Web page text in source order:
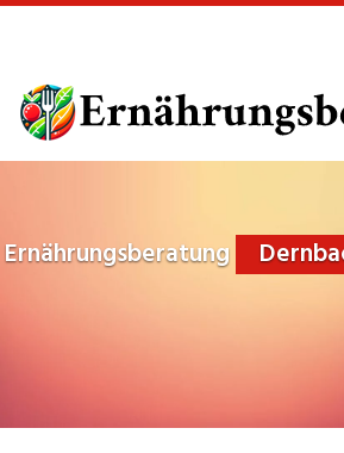
main
content
Ernährungsberatung